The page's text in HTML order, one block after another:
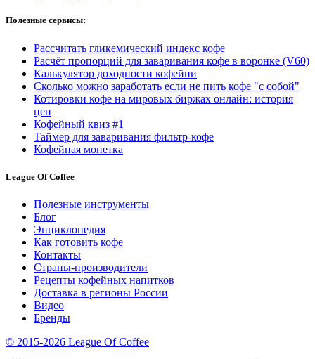
Полезные сервисы:
Рассчитать гликемический индекс кофе
Расчёт пропорций для заваривания кофе в воронке (V60)
Калькулятор доходности кофейни
Сколько можно заработать если не пить кофе "с собой"
Котировки кофе на мировых биржах онлайн: история
цен
Кофейный квиз #1
Таймер для заваривания фильтр-кофе
Кофейная монетка
League Of Coffee
Полезные инструменты
Блог
Энциклопедия
Как готовить кофе
Контакты
Страны-производители
Рецепты кофейных напитков
Доставка в регионы России
Видео
Бренды
© 2015-2026 League Of Coffee